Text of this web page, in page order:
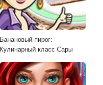
Банановый пирог:
Кулинарный класс Сары